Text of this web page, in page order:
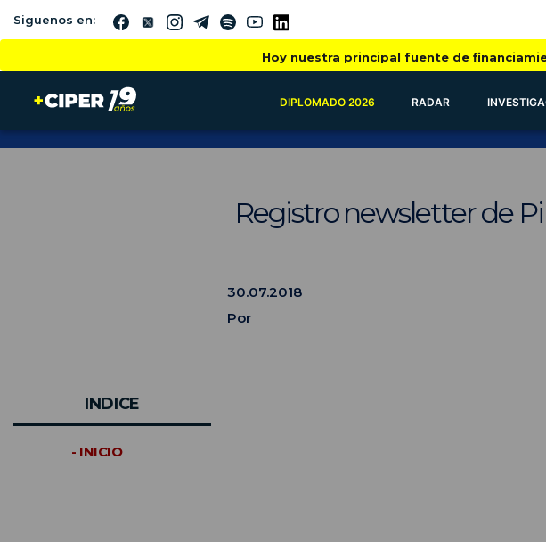
Siguenos en:
Hoy nuestra principal fuente de
DIPLOMADO 2026 RADAR
Registro newsletter de
30.07.2018
Por
INDICE
- INICIO